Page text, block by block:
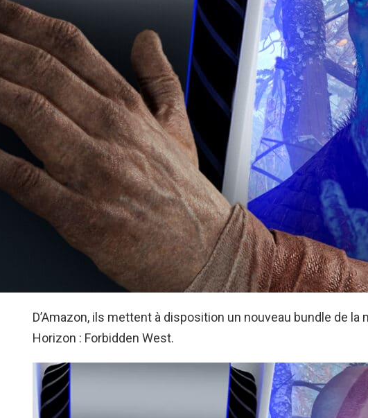
D’Amazon, ils mettent à disposition un nouveau bundle de la
Horizon : Forbidden West.